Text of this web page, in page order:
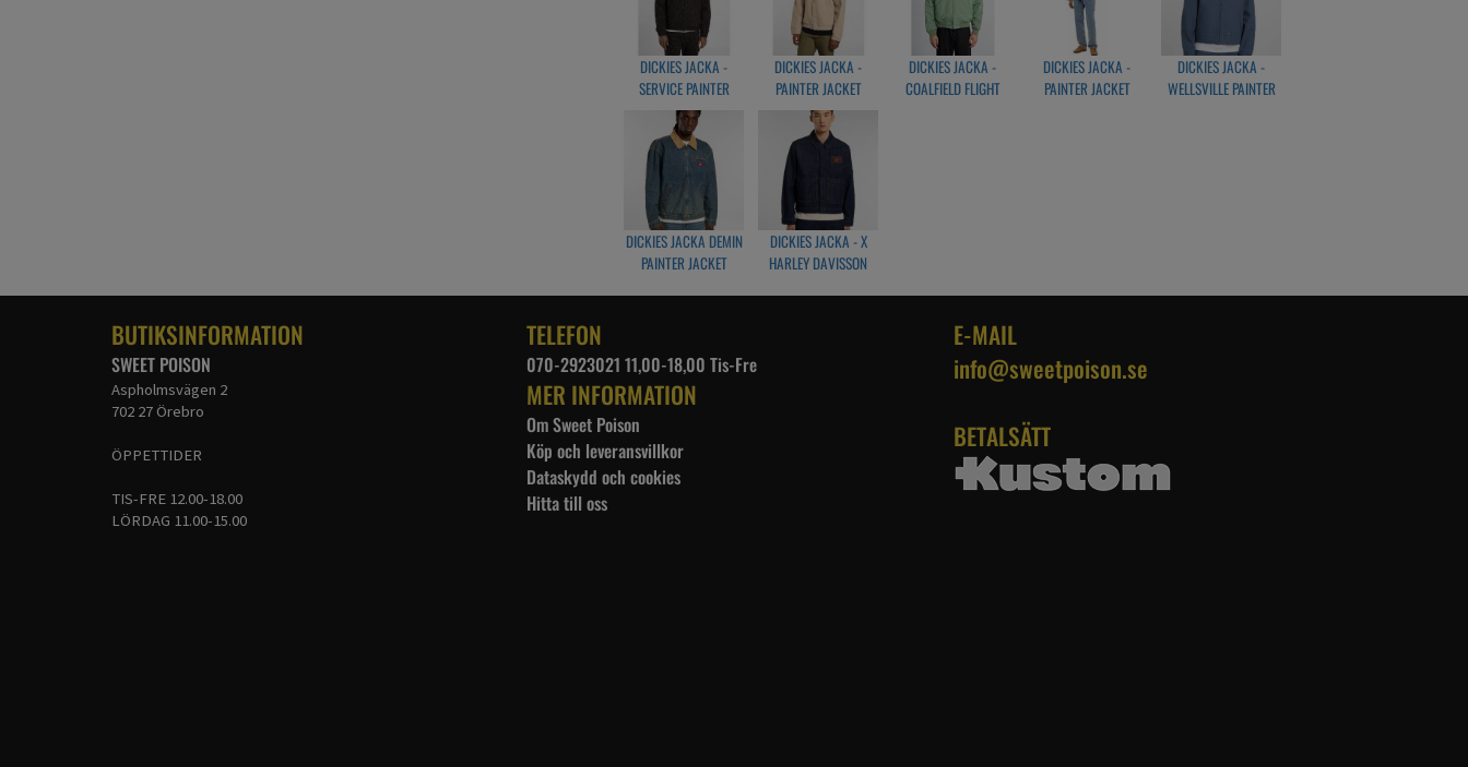
DICKIES JACKA -
SERVICE PAINTER
JACKET BLACK
DICKIES JACKA -
PAINTER JACKET
CANVAS DESSERT
SAND
DICKIES JACKA -
COALFIELD FLIGHT
DICKIES JACKA -
PAINTER JACKET
DICKIES JACKA -
WELLSVILLE PAINTER
DICKIES JACKA DEMIN
PAINTER JACKET
DICKIES JACKA - X
HARLEY DAVISSON
BUTIKSINFORMATION
SWEET POISON
Aspholmsvägen 2
702 27 Örebro
ÖPPETTIDER
TIS-FRE 12.00-18.00
LÖRDAG 11.00-15.00
TELEFON
070-2923021 11,00-18,00 Tis-Fre
MER INFORMATION
Om Sweet Poison
Köp och leveransvillkor
Dataskydd och cookies
Hitta till oss
E-MAIL
info@sweetpoison.se
BETALSÄTT